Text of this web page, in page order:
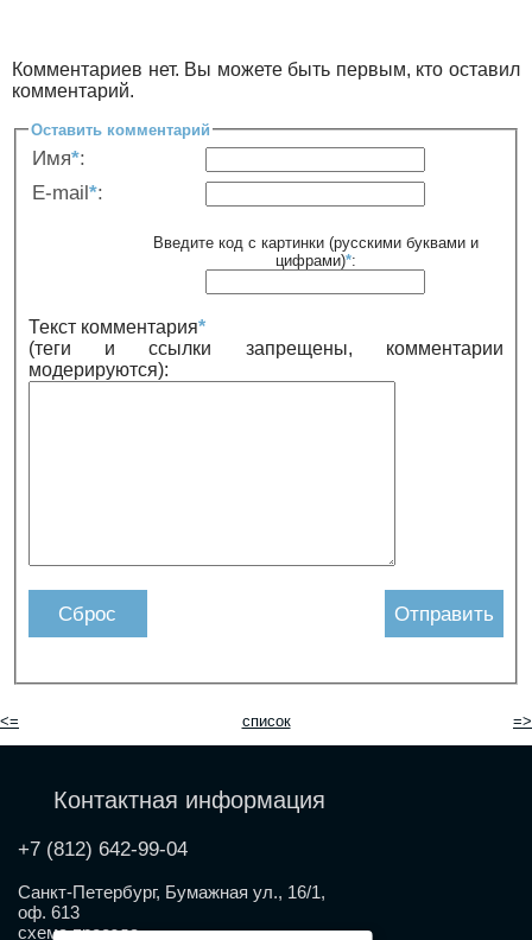
Комментариев нет. Вы можете быть первым, кто оставил
комментарий.
Оставить комментарий
Имя*:
E-mail*:
Введите код с картинки (русскими буквами и
цифрами)*:
Текст комментария*
(теги и ссылки запрещены, комментарии
модерируются):
Сброс Отправить
=>
<= список
Контактная информация
+7 (812) 642-99-04
Санкт-Петербург, Бумажная ул., 16/1,
оф. 613
схема проезда